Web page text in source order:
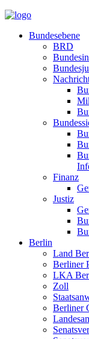
Bundesebene
BRD
Finanz
Justiz
Berlin
Land
Berliner
LKA
Zoll
Berliner